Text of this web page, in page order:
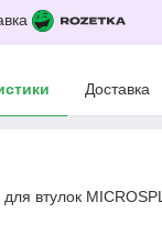
Доставка
втулок